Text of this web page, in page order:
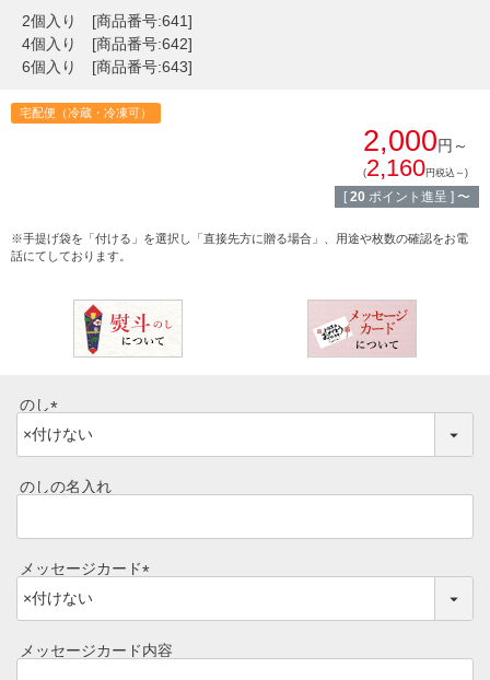
マイページ
ゴルフコンペ
焼き方レシピ
ご予算から選ぶ
牛肉部位一覧
ステーキ
ハンバーグ
シャルキュトリー
目録ギフト
商品券
2個入り [商品番号:641]
4個入り [商品番号:642]
6個入り [商品番号:643]
宅配便（冷蔵・冷凍可）
2,000円～
(2,160円税込～)
[ 20 ポイント進呈 ] 〜
※手提げ袋を「付ける」を選択し「直接先方に贈る場合」、用途や枚数の確認をお電
話にてしております。
のし
(
必
須
のしの名入れ
メッセージカード
必
須
メッセージカード内容